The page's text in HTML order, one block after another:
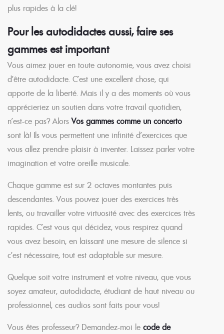
plus rapides à la clé!
Pour les autodidactes aussi, faire ses
gammes est important
Vous aimez jouer en toute autonomie, vous avez choisi
d’être autodidacte. C’est une excellent chose, qui
apporte de la liberté. Mais il y a des moments où vous
apprécieriez un soutien dans votre travail quotidien,
n’est-ce pas? AlorsVos gammes comme un concerto
sont là! Ils vous permettent une infinité d’exercices que
vous allez prendre plaisir à inventer. Laissez parler votre
imagination et votre oreille musicale.
Chaque gamme est sur 2 octaves montantes puis
descendantes. Vous pouvez jouer des exercices très
lents, ou travailler votre virtuosité avec des exercices très
rapides. C’est vous qui décidez, vous respirez quand
vous avez besoin, en laissant une mesure de silence si
c’est nécessaire, tout est adaptable sur mesure.
Quelque soit votre instrument et votre niveau, que vous
soyez amateur, autodidacte, étudiant de haut niveau ou
professionnel, ces audios sont faits pour vous!
Vous êtes professeur? Demandez-moi le code de